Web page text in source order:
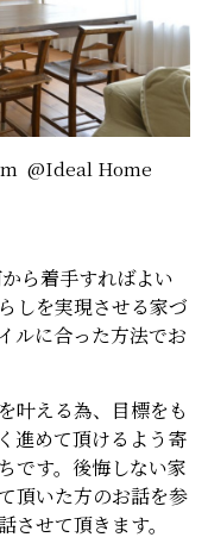
@Ideal Home
ら着手すればよい
しを実現させる家づ
ルに合った方法でお
叶える為、目標をも
進めて頂けるよう寄
です。後悔しない家
頂いた方のお話を参
せて頂きます。